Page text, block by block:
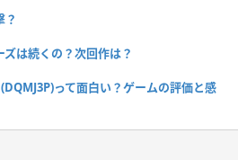
？
は続くの？次回作は？
って面白い？ゲームの評価と感